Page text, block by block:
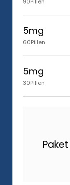
5mg
60Pillen
5mg
30Pillen